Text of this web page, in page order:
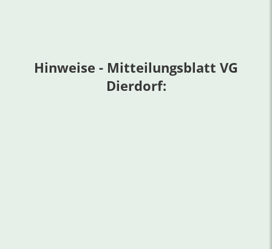
Hinweise - Mitteilungsblatt VG
Dierdorf: